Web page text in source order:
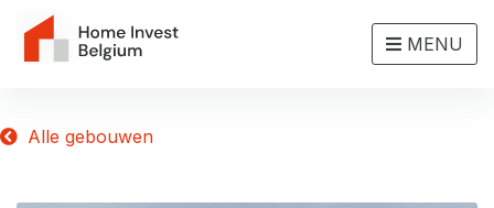
MENU
Alle gebouwen